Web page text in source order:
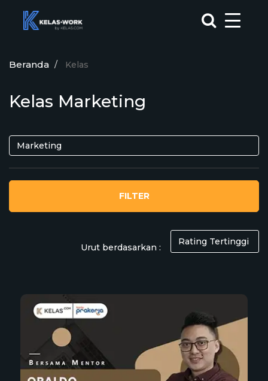
Beranda Kelas
Kelas Marketing
FILTER
Urut berdasarkan :